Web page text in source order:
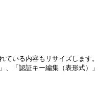
ている内容もリサイズします。
、「認証キー編集（表形式